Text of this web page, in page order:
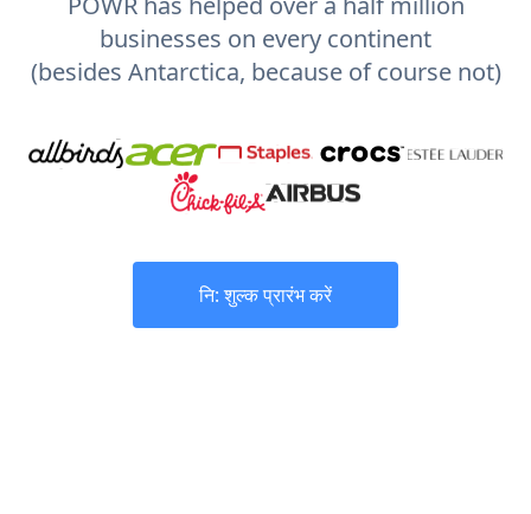
businesses on every continent
(besides Antarctica, because of course not)
नि: शुल्क प्रारंभ करें